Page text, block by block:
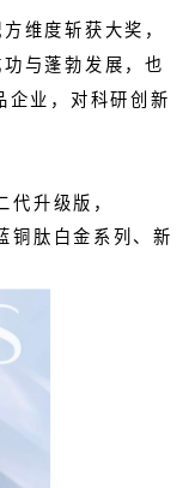
维度斩获大奖，
与蓬勃发展，也
企业，对科研创新
升级版，
铜肽白金系列、新